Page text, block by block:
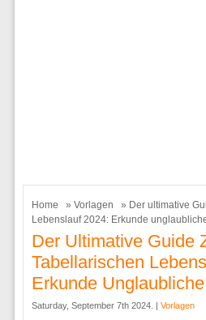
Home » Vorlagen
» Der ultimative
Lebenslauf 2024: Erkunde
Der Ultimative Guide
Tabellarischen
Erkunde
Saturday, September 7th 2024. | Vorlagen